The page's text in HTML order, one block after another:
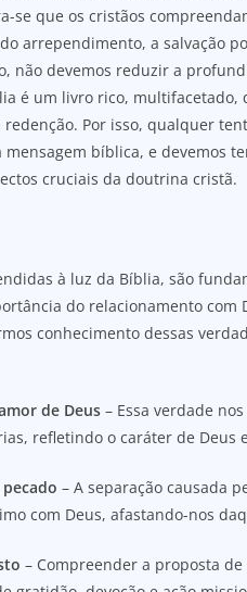
se que os cristãos
arrependimento, a salvação
não devemos reduzir a
é um livro rico, multifacetado,
Por isso, qualquer
bíblica, e devemos
cruciais da doutrina cristã.
à luz da Bíblia, são
do relacionamento com
conhecimento dessas
de Deus – Essa verdade
refletindo o caráter de Deus
– A separação causada
com Deus, afastando-nos
– Compreender a proposta